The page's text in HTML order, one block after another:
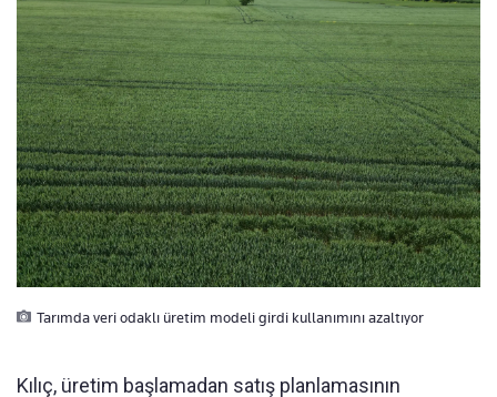
Tarımda veri odaklı üretim modeli girdi kullanımını azaltıyor
Kılıç, üretim başlamadan satış planlamasının